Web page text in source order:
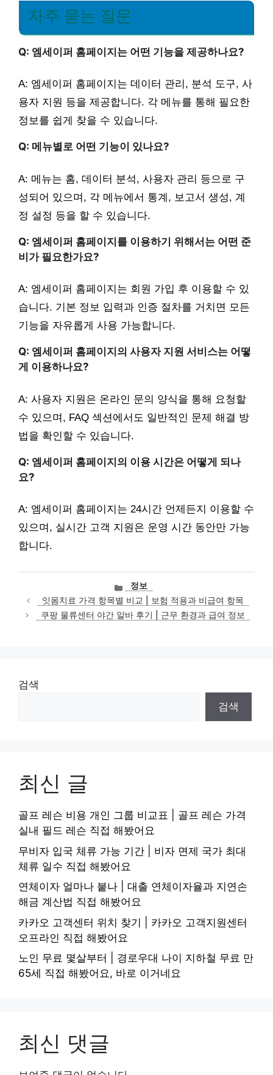
자주 묻는 질문
Q: 엠세이퍼 홈페이지는 어떤 기능을 제공하나요?
A: 엠세이퍼 홈페이지는 데이터 관리, 분석 도구, 사
용자 지원 등을 제공합니다. 각 메뉴를 통해 필요한
정보를 쉽게 찾을 수 있습니다.
Q: 메뉴별로 어떤 기능이 있나요?
A: 메뉴는 홈, 데이터 분석, 사용자 관리 등으로 구
성되어 있으며, 각 메뉴에서 통계, 보고서 생성, 계
정 설정 등을 할 수 있습니다.
Q: 엠세이퍼 홈페이지를 이용하기 위해서는 어떤 준
비가 필요한가요?
A: 엠세이퍼 홈페이지는 회원 가입 후 이용할 수 있
습니다. 기본 정보 입력과 인증 절차를 거치면 모든
기능을 자유롭게 사용 가능합니다.
Q: 엠세이퍼 홈페이지의 사용자 지원 서비스는 어떻
게 이용하나요?
A: 사용자 지원은 온라인 문의 양식을 통해 요청할
수 있으며, FAQ 섹션에서도 일반적인 문제 해결 방
법을 확인할 수 있습니다.
Q: 엠세이퍼 홈페이지의 이용 시간은 어떻게 되나
요?
A: 엠세이퍼 홈페이지는 24시간 언제든지 이용할 수
있으며, 실시간 고객 지원은 운영 시간 동안만 가능
합니다.
카
테
고
리
정보
잇몸치료 가격 항목별 비교 | 보험 적용과 비급여 항목
쿠팡 물류센터 야간 알바 후기 | 근무 환경과 급여 정보
검색
검색
최신 글
골프 레슨 비용 개인 그룹 비교표 | 골프 레슨 가격
실내 필드 레슨 직접 해봤어요
무비자 입국 체류 가능 기간 | 비자 면제 국가 최대
체류 일수 직접 해봤어요
연체이자 얼마나 붙나 | 대출 연체이자율과 지연손
해금 계산법 직접 해봤어요
카카오 고객센터 위치 찾기 | 카카오 고객지원센터
오프라인 직접 해봤어요
노인 무료 몇살부터 | 경로우대 나이 지하철 무료 만
65세 직접 해봤어요, 바로 이거네요
최신 댓글